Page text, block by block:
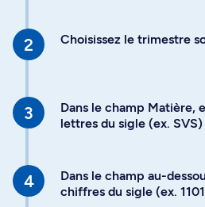
Choisissez le trimestre
Dans le champ Matière,
lettres du sigle (ex. SVS)
Dans le champ au-
chiffres du sigle (ex.